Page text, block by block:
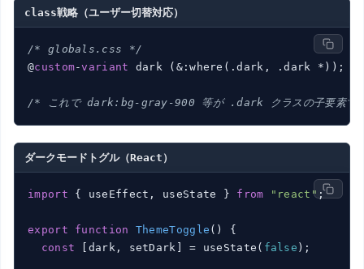
class戦略（ユーザー切替対応）
/* globals.css */
@custom-variant dark (&:where(.dark, .dark *));
/* これで dark:bg-gray-900 等が .dark クラスの子要素で
ダークモードトグル（React）
import { useEffect, useState } from "react" ;
export function ThemeToggle ( ) {
const [dark, setDark] = useState( false );